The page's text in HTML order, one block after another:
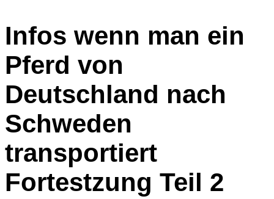
Infos wenn man ein
Pferd von
Deutschland nach
Schweden
transportiert
Fortestzung Teil 2